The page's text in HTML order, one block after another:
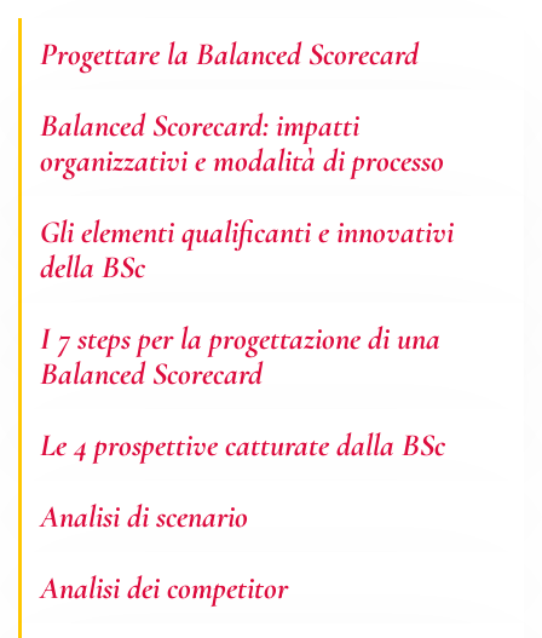
Progettare la Balanced Scorecard
Balanced Scorecard: impatti
organizzativi e modalità di processo
Gli elementi qualificanti e innovativi
della BSc
I 7 steps per la progettazione di una
Balanced Scorecard
Le 4 prospettive catturate dalla BSc
Analisi di scenario
Analisi dei competitor